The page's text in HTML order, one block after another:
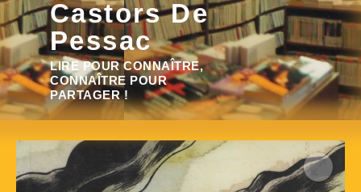
Castors De
Pessac
LIRE POUR CONNAÎTRE,
CONNAÎTRE POUR
PARTAGER !
Rechercher :